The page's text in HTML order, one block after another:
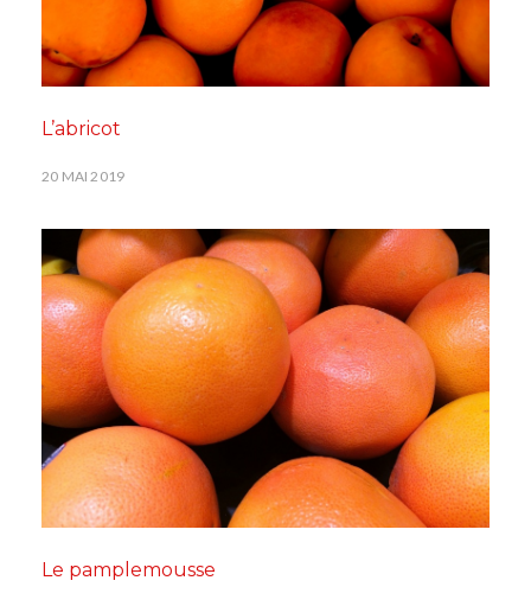
L’abricot
20 MAI 2019
Le pamplemousse